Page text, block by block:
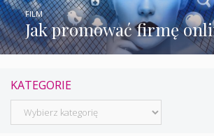
Jak promować firmę
FILM
KATEGORIE
Kategorie